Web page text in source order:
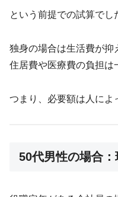
という前提での試算でし
独身の場合は生活費が抑
住居費や医療費の負担は
つまり、必要額は人によ
50代男性の場合